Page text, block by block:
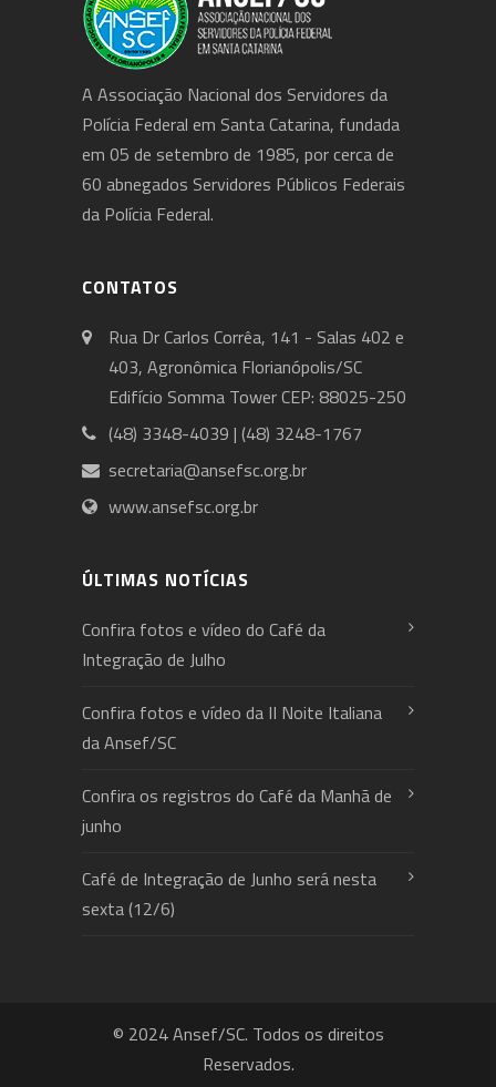
A Associação Nacional dos Servidores da
Polícia Federal em Santa Catarina, fundada
em 05 de setembro de 1985, por cerca de
60 abnegados Servidores Públicos Federais
da Polícia Federal.
CONTATOS
Rua Dr Carlos Corrêa, 141 - Salas 402 e
403, Agronômica Florianópolis/SC
Edifício Somma Tower CEP: 88025-250
(48) 3348-4039 | (48) 3248-1767
secretaria@ansefsc.org.br
www.ansefsc.org.br
ÚLTIMAS NOTÍCIAS
Confira fotos e vídeo do Café da
Integração de Julho
Confira fotos e vídeo da II Noite Italiana
da Ansef/SC
Confira os registros do Café da Manhã de
junho
Café de Integração de Junho será nesta
sexta (12/6)
© 2024 Ansef/SC. Todos os direitos
Reservados.